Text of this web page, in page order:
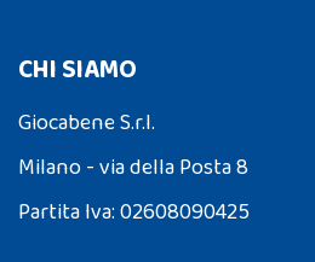
CHI SIAMO
Giocabene S.r.l.
Milano - via della Posta 8
Partita Iva: 02608090425